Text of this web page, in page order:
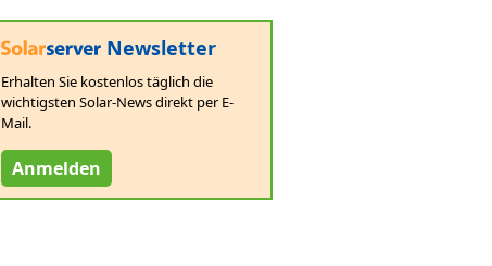
Newsletter
Erhalten Sie kostenlos täglich die
wichtigsten Solar-News direkt per E-
Mail.
Anmelden